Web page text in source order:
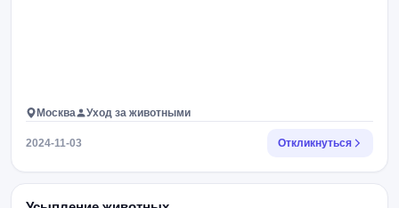
Москва Уход за животными
2024-11-03 Откликнуться